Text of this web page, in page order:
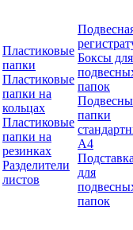
Пластиковые
папки
Пластиковые
папки на
кольцах
Пластиковые
папки на
резинках
Разделители
листов
Боксы для
папок
папки
А4
для
папок